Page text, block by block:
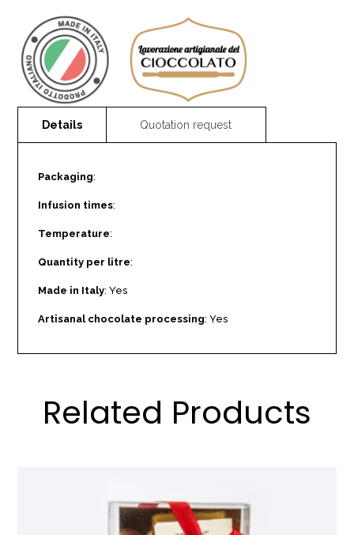
Packaging:
Infusion times:
Temperature:
Quantity per litre:
Made in Italy: Yes
Artisanal chocolate processing: Yes
Related Products